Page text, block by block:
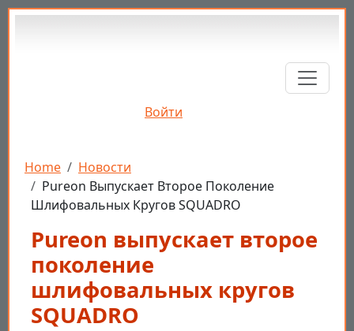
Перейти к основному содержанию
Войти
Строка навигации
Home
Новости
Pureon Выпускает Второе Поколение
Шлифовальных Кругов SQUADRO
Pureon выпускает второе
поколение
шлифовальных кругов
SQUADRO